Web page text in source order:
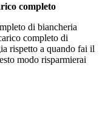
completo
di biancheria
completo di
rispetto a quando fai il
modo risparmierai